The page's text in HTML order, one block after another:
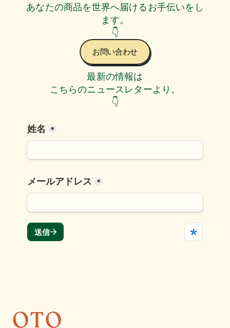
あなたの商品を世界へ届けるお手伝いをし
ます。
👇
お問い合わせ
最新の情報は
こちらのニュースレターより。
👇
OTO